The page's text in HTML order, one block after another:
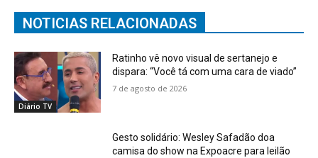
NOTICIAS RELACIONADAS
Diário TV
Ratinho vê novo visual de sertanejo e
dispara: “Você tá com uma cara de viado”
7 de agosto de 2026
Gesto solidário: Wesley Safadão doa
camisa do show na Expoacre para leilão